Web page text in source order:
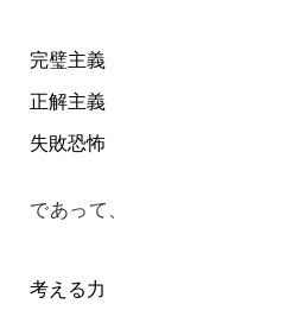
完璧主義
正解主義
失敗恐怖
であって、
考える力